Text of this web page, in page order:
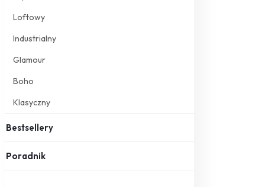
Loftowy
Industrialny
Glamour
Boho
Klasyczny
Bestsellery
Poradnik